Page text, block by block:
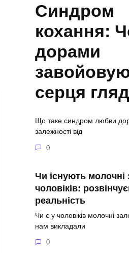
Синдром
кохання:
дорами
серця
Що таке синдром любви
залежності від
0
Чи існують молочні
чоловіків:
реальність
Чи є у чоловіків молочні
нам викладали
0